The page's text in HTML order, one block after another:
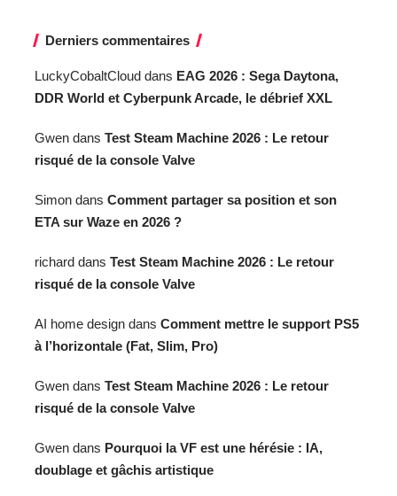
Derniers commentaires
LuckyCobaltCloud dans EAG 2026 : Sega Daytona,
DDR World et Cyberpunk Arcade, le débrief XXL
Gwen dans Test Steam Machine 2026 : Le retour
risqué de la console Valve
Simon dans Comment partager sa position et son
ETA sur Waze en 2026 ?
richard dans Test Steam Machine 2026 : Le retour
risqué de la console Valve
AI home design dans Comment mettre le support PS5
à l’horizontale (Fat, Slim, Pro)
Gwen dans Test Steam Machine 2026 : Le retour
risqué de la console Valve
Gwen dans Pourquoi la VF est une hérésie : IA,
doublage et gâchis artistique